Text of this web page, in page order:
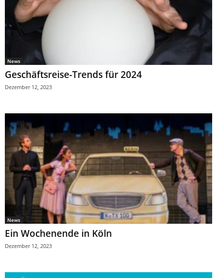
News
Geschäftsreise-Trends für 2024
Dezember 12, 2023
News
Ein Wochenende in Köln
Dezember 12, 2023